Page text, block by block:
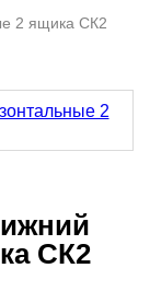
2 ящика СК2
СК2